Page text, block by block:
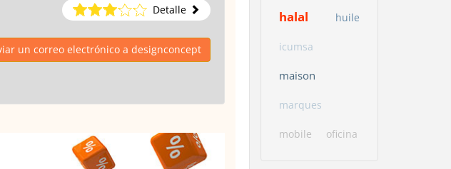
Detalle
un correo electrónico a designconcept
halal huile
icumsa
maison
marques
mobile oficina